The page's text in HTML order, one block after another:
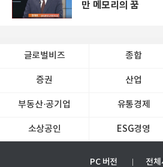
만 메모리의 꿈
글로벌비즈 종합
증권 산업
부동산·공기업 유통경제
소상공인 ESG경영
PC 버전 전